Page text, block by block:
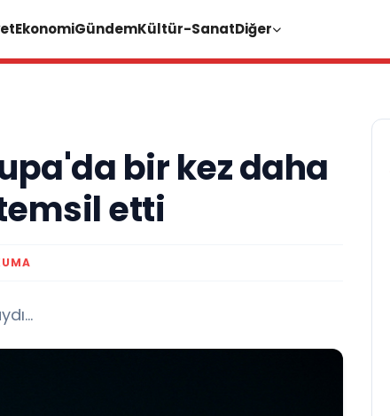
EkonomiGündemKültür-SanatDiğer
bir kez daha
etti